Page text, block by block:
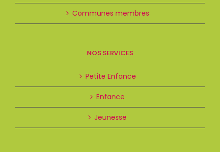
Communes membres
NOS SERVICES
Petite Enfance
Enfance
Jeunesse